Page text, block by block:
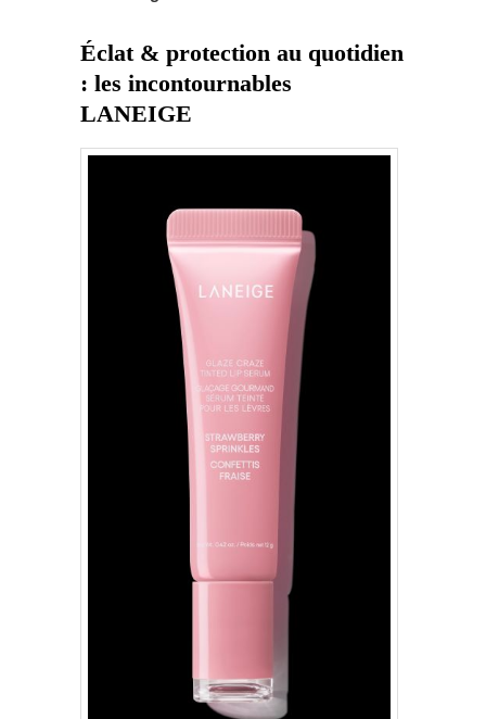
Éclat & protection au quotidien
: les incontournables
LANEIGE